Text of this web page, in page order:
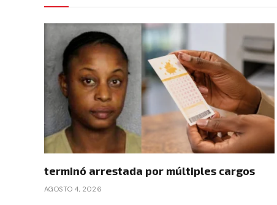
terminó arrestada por múltiples cargos
AGOSTO 4, 2026